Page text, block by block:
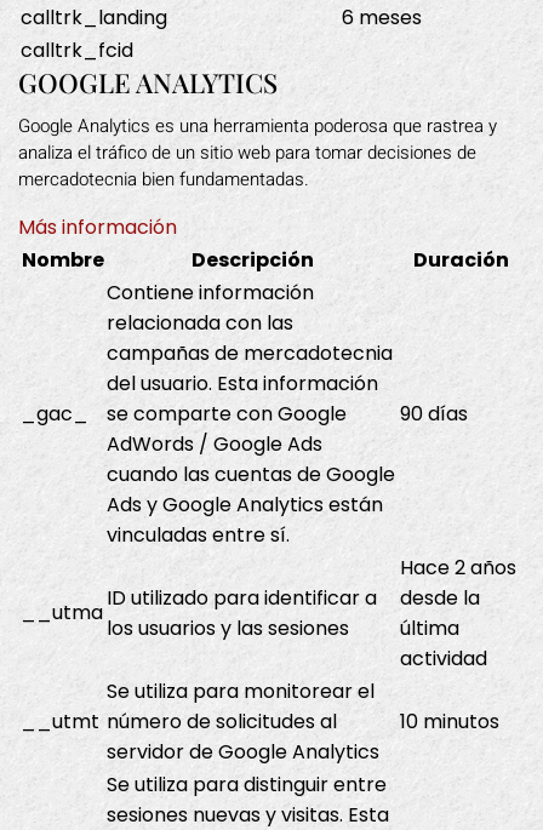
calltrk_landing
6 meses
calltrk_fcid
GOOGLE ANALYTICS
Google Analytics es una herramienta poderosa que rastrea y
analiza el tráfico de un sitio web para tomar decisiones de
mercadotecnia bien fundamentadas.
Más información
Nombre
Descripción Duración
_gac_
Contiene información
relacionada con las
campañas de mercadotecnia
del usuario. Esta información
se comparte con Google
AdWords / Google Ads
cuando las cuentas de Google
Ads y Google Analytics están
vinculadas entre sí.
90 días
__utma
ID utilizado para identificar a
los usuarios y las sesiones
Hace 2 años
desde la
última
actividad
__utmt
Se utiliza para monitorear el
número de solicitudes al
servidor de Google Analytics
10 minutos
Se utiliza para distinguir entre
sesiones nuevas y visitas. Esta